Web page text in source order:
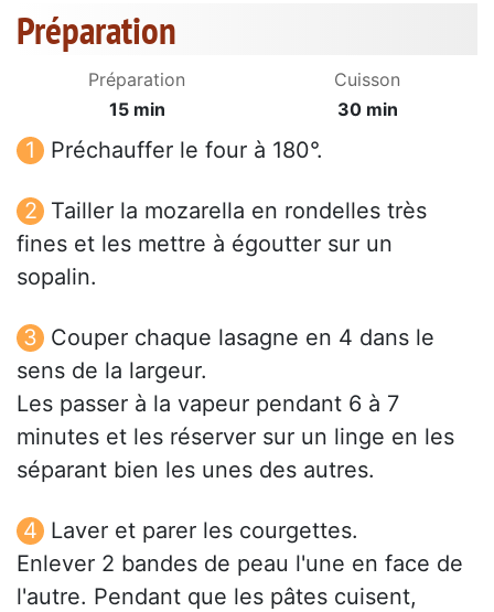
Préparation
Préparation
15 min
Cuisson
30 min
Préchauffer le four à 180°.
Tailler la mozarella en rondelles très
fines et les mettre à égoutter sur un
sopalin.
Couper chaque lasagne en 4 dans le
sens de la largeur.
Les passer à la vapeur pendant 6 à 7
minutes et les réserver sur un linge en les
séparant bien les unes des autres.
Laver et parer les courgettes.
Enlever 2 bandes de peau l'une en face de
l'autre. Pendant que les pâtes cuisent,